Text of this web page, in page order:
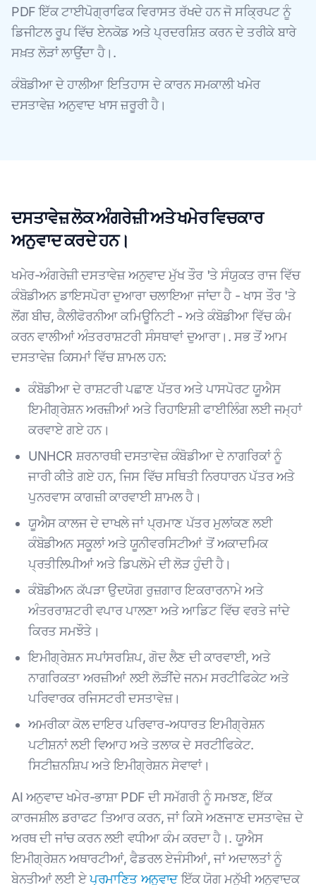
PDF ਇੱਕ ਟਾਈਪੋਗ੍ਰਾਫਿਕ ਵਿਰਾਸਤ ਰੱਖਦੇ ਹਨ ਜੋ ਸਕ੍ਰਿਪਟ ਨੂੰ
ਡਿਜੀਟਲ ਰੂਪ ਵਿੱਚ ਏਨਕੋਡ ਅਤੇ ਪ੍ਰਦਰਸ਼ਿਤ ਕਰਨ ਦੇ ਤਰੀਕੇ ਬਾਰੇ
ਸਖ਼ਤ ਲੋੜਾਂ ਲਾਉਂਦਾ ਹੈ।.
ਕੰਬੋਡੀਆ ਦੇ ਹਾਲੀਆ ਇਤਿਹਾਸ ਦੇ ਕਾਰਨ ਸਮਕਾਲੀ ਖਮੇਰ
ਦਸਤਾਵੇਜ਼ ਅਨੁਵਾਦ ਖਾਸ ਜ਼ਰੂਰੀ ਹੈ।
ਦਸਤਾਵੇਜ਼ ਲੋਕ ਅੰਗਰੇਜ਼ੀ ਅਤੇ ਖਮੇਰ ਵਿਚਕਾਰ
ਅਨੁਵਾਦ ਕਰਦੇ ਹਨ।
ਖਮੇਰ-ਅੰਗਰੇਜ਼ੀ ਦਸਤਾਵੇਜ਼ ਅਨੁਵਾਦ ਮੁੱਖ ਤੌਰ 'ਤੇ ਸੰਯੁਕਤ ਰਾਜ ਵਿੱਚ
ਕੰਬੋਡੀਅਨ ਡਾਇਸਪੋਰਾ ਦੁਆਰਾ ਚਲਾਇਆ ਜਾਂਦਾ ਹੈ - ਖਾਸ ਤੌਰ 'ਤੇ
ਲੋਂਗ ਬੀਚ, ਕੈਲੀਫੋਰਨੀਆ ਕਮਿਊਨਿਟੀ - ਅਤੇ ਕੰਬੋਡੀਆ ਵਿੱਚ ਕੰਮ
ਕਰਨ ਵਾਲੀਆਂ ਅੰਤਰਰਾਸ਼ਟਰੀ ਸੰਸਥਾਵਾਂ ਦੁਆਰਾ।. ਸਭ ਤੋਂ ਆਮ
ਦਸਤਾਵੇਜ਼ ਕਿਸਮਾਂ ਵਿੱਚ ਸ਼ਾਮਲ ਹਨ:
ਕੰਬੋਡੀਆ ਦੇ ਰਾਸ਼ਟਰੀ ਪਛਾਣ ਪੱਤਰ ਅਤੇ ਪਾਸਪੋਰਟ ਯੂਐਸ
ਇਮੀਗ੍ਰੇਸ਼ਨ ਅਰਜ਼ੀਆਂ ਅਤੇ ਰਿਹਾਇਸ਼ੀ ਫਾਈਲਿੰਗ ਲਈ ਜਮ੍ਹਾਂ
ਕਰਵਾਏ ਗਏ ਹਨ।
UNHCR ਸ਼ਰਨਾਰਥੀ ਦਸਤਾਵੇਜ਼ ਕੰਬੋਡੀਆ ਦੇ ਨਾਗਰਿਕਾਂ ਨੂੰ
ਜਾਰੀ ਕੀਤੇ ਗਏ ਹਨ, ਜਿਸ ਵਿੱਚ ਸਥਿਤੀ ਨਿਰਧਾਰਨ ਪੱਤਰ ਅਤੇ
ਪੁਨਰਵਾਸ ਕਾਗਜ਼ੀ ਕਾਰਵਾਈ ਸ਼ਾਮਲ ਹੈ।
ਯੂਐਸ ਕਾਲਜ ਦੇ ਦਾਖਲੇ ਜਾਂ ਪ੍ਰਮਾਣ ਪੱਤਰ ਮੁਲਾਂਕਣ ਲਈ
ਕੰਬੋਡੀਅਨ ਸਕੂਲਾਂ ਅਤੇ ਯੂਨੀਵਰਸਿਟੀਆਂ ਤੋਂ ਅਕਾਦਮਿਕ
ਪ੍ਰਤੀਲਿਪੀਆਂ ਅਤੇ ਡਿਪਲੋਮੇ ਦੀ ਲੋੜ ਹੁੰਦੀ ਹੈ।
ਕੰਬੋਡੀਅਨ ਕੱਪੜਾ ਉਦਯੋਗ ਰੁਜ਼ਗਾਰ ਇਕਰਾਰਨਾਮੇ ਅਤੇ
ਅੰਤਰਰਾਸ਼ਟਰੀ ਵਪਾਰ ਪਾਲਣਾ ਅਤੇ ਆਡਿਟ ਵਿੱਚ ਵਰਤੇ ਜਾਂਦੇ
ਕਿਰਤ ਸਮਝੌਤੇ।
ਇਮੀਗ੍ਰੇਸ਼ਨ ਸਪਾਂਸਰਸ਼ਿਪ, ਗੋਦ ਲੈਣ ਦੀ ਕਾਰਵਾਈ, ਅਤੇ
ਨਾਗਰਿਕਤਾ ਅਰਜ਼ੀਆਂ ਲਈ ਲੋੜੀਂਦੇ ਜਨਮ ਸਰਟੀਫਿਕੇਟ ਅਤੇ
ਪਰਿਵਾਰਕ ਰਜਿਸਟਰੀ ਦਸਤਾਵੇਜ਼।
ਅਮਰੀਕਾ ਕੋਲ ਦਾਇਰ ਪਰਿਵਾਰ-ਅਧਾਰਤ ਇਮੀਗ੍ਰੇਸ਼ਨ
ਪਟੀਸ਼ਨਾਂ ਲਈ ਵਿਆਹ ਅਤੇ ਤਲਾਕ ਦੇ ਸਰਟੀਫਿਕੇਟ.
ਸਿਟੀਜ਼ਨਸ਼ਿਪ ਅਤੇ ਇਮੀਗ੍ਰੇਸ਼ਨ ਸੇਵਾਵਾਂ।
AI ਅਨੁਵਾਦ ਖਮੇਰ-ਭਾਸ਼ਾ PDF ਦੀ ਸਮੱਗਰੀ ਨੂੰ ਸਮਝਣ, ਇੱਕ
ਕਾਰਜਸ਼ੀਲ ਡਰਾਫਟ ਤਿਆਰ ਕਰਨ, ਜਾਂ ਕਿਸੇ ਅਣਜਾਣ ਦਸਤਾਵੇਜ਼ ਦੇ
ਅਰਥ ਦੀ ਜਾਂਚ ਕਰਨ ਲਈ ਵਧੀਆ ਕੰਮ ਕਰਦਾ ਹੈ।. ਯੂਐਸ
ਇਮੀਗ੍ਰੇਸ਼ਨ ਅਥਾਰਟੀਆਂ, ਫੈਡਰਲ ਏਜੰਸੀਆਂ, ਜਾਂ ਅਦਾਲਤਾਂ ਨੂੰ
ਬੇਨਤੀਆਂ ਲਈ ਏਪ੍ਰਮਾਣਿਤ ਅਨੁਵਾਦਇੱਕ ਯੋਗ ਮਨੁੱਖੀ ਅਨੁਵਾਦਕ